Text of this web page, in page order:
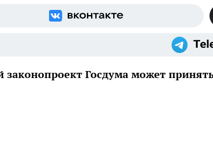
законопроект Госдума может